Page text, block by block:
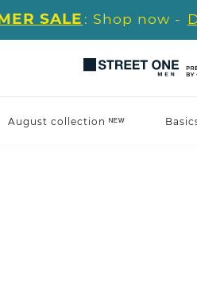
SALE : Shop now -
August collection ᴺᴱᵂ